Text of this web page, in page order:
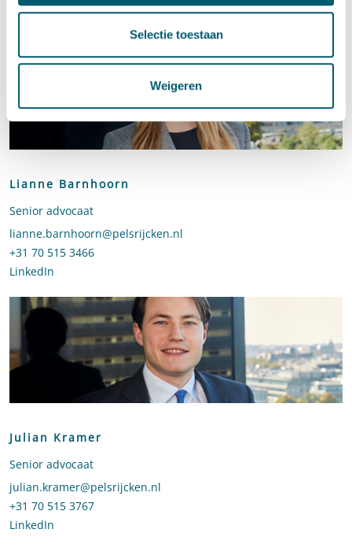
Selectie toestaan
Weigeren
Lianne Barnhoorn
Senior advocaat
Stuur een e-mail naar Lianne Barnhoorn
lianne.barnhoorn@pelsrijcken.nl
Bel naar Lianne Barnhoorn
+31 70 515 3466
LinkedIn
Julian Kramer
Senior advocaat
Stuur een e-mail naar Julian Kramer
julian.kramer@pelsrijcken.nl
Bel naar Julian Kramer
+31 70 515 3767
LinkedIn